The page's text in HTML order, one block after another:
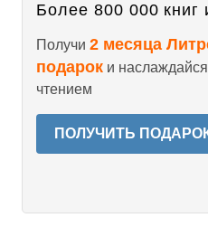
Более 800 000 книг
Получи 2 месяца
подарок и
чтением
ПОЛУЧИТЬ